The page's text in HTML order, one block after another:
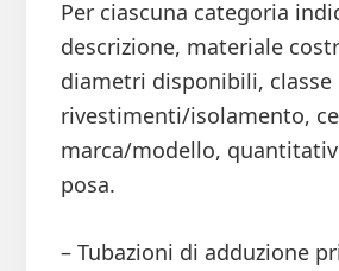
Per ciascuna categoria
descrizione, materiale
diametri disponibili, classe
rivestimenti/isolamento,
marca/modello,
posa.
– Tubazioni di adduzione